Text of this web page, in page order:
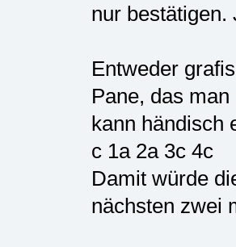
nur
Entweder
Pane, das
kann händisch
c 1a 2a 3c 4c
Damit würde
nächsten zwei